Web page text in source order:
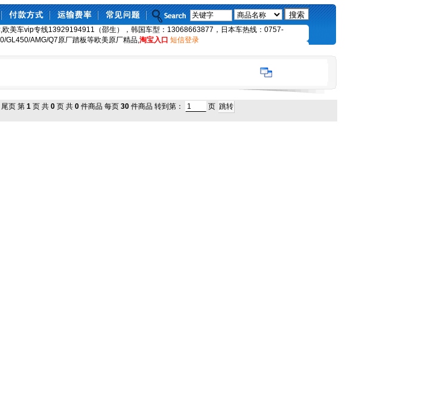
美车vip专线13929194911（邵生），韩国车型：13068663877，日本车热线：0757-
GL450/AMG/Q7原厂踏板等欧美原厂精品,淘宝入口 短信登录
页 第 1 页 共 0 页 共 0 件商品 每页 30 件商品 转到第： 页